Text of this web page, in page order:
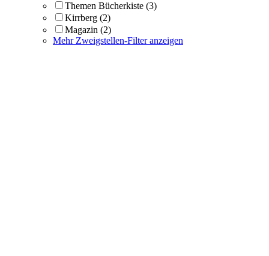
Themen Bücherkiste (3)
Kirrberg (2)
Magazin (2)
Mehr Zweigstellen-Filter anzeigen